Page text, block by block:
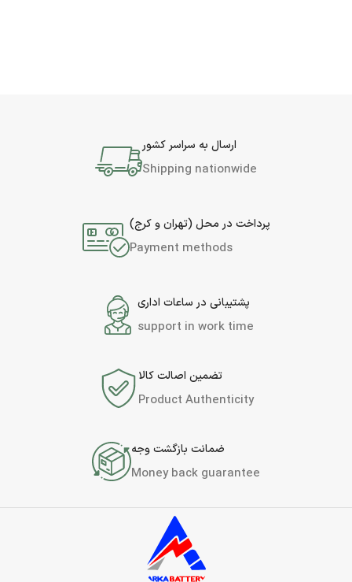
ارسال به سراسر کشور
Shipping nationwide
پرداخت در محل (تهران و کرج)
Payment methods
پشتیبانی در ساعات اداری
support in work time
تضمین اصالت کالا
Product Authenticity
ضمانت بازگشت وجه
Money back guarantee